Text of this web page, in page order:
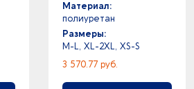
Материал:
полиуретан
Размеры:
M-L, XL-2XL, XS-S
3 570.77 руб.